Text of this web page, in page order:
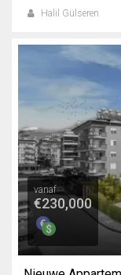
Halil Gülseren
vanaf
€230,000